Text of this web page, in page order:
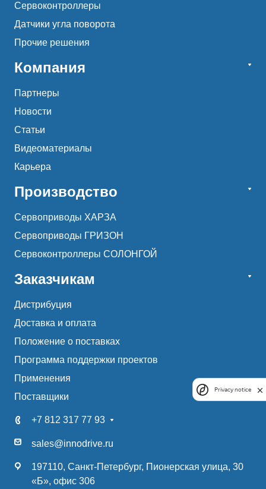
Сервоконтроллеры
Датчики угла поворота
Прочие решения
Компания
Партнеры
Новости
Статьи
Видеоматериалы
Карьера
Производство
Сервоприводы ХАРЗА
Сервоприводы ГРИЗОН
Сервоконтроллеры СОЛОНГОЙ
Заказчикам
Дистрибуция
Доставка и оплата
Положение о поставках
Программа поддержки проектов
Применения
Поставщики
+7 812 317 77 93
sales@innodrive.ru
197110, Санкт-Петербург, Пионерская улица, 30
«Б», офис 306
Privacy notice